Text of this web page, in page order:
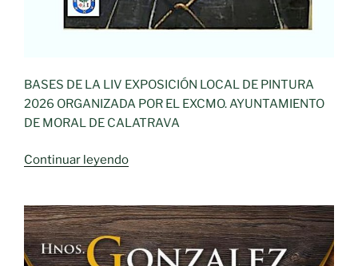
BASES DE LA LIV EXPOSICIÓN LOCAL DE PINTURA
2026 ORGANIZADA POR EL EXCMO. AYUNTAMIENTO
DE MORAL DE CALATRAVA
Continuar leyendo«LIV
DE
PINTURA
Ciudad